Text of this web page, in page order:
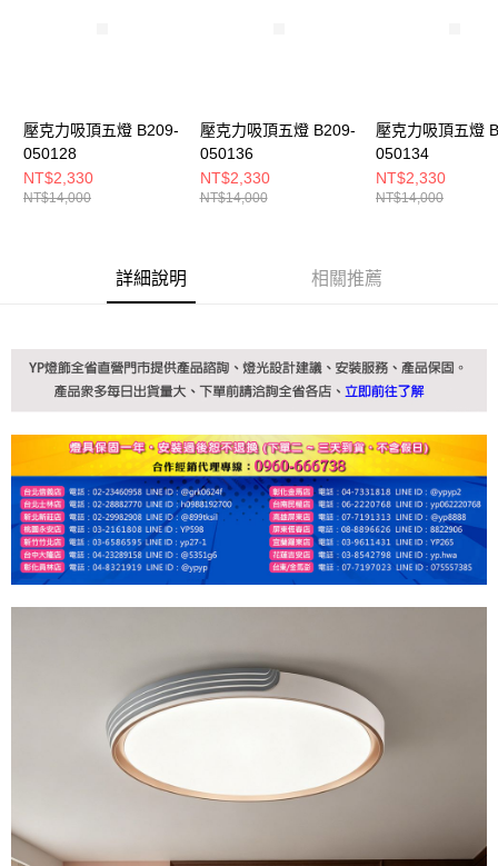
時審查核予不同之上限額度；若仍有額度不足之情形，本公司將視審查結果
５．嚴禁一人註冊多個帳號或使用他人資訊註冊。若發現惡意使用之情形，
恩沛科技股份有限公司將有權停止該用戶之使用額度並採取法律行動。
壓克力吸頂五燈 B209-
050128
NT$2,330
NT$14,000
壓克力吸頂五燈 B209-
050136
NT$2,330
NT$14,000
壓克力吸頂五燈
050134
NT$2,330
NT$14,000
詳細說明 相關推薦